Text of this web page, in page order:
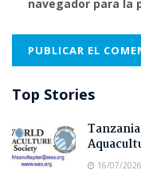
navegador para la
Top Stories
16/07/2026